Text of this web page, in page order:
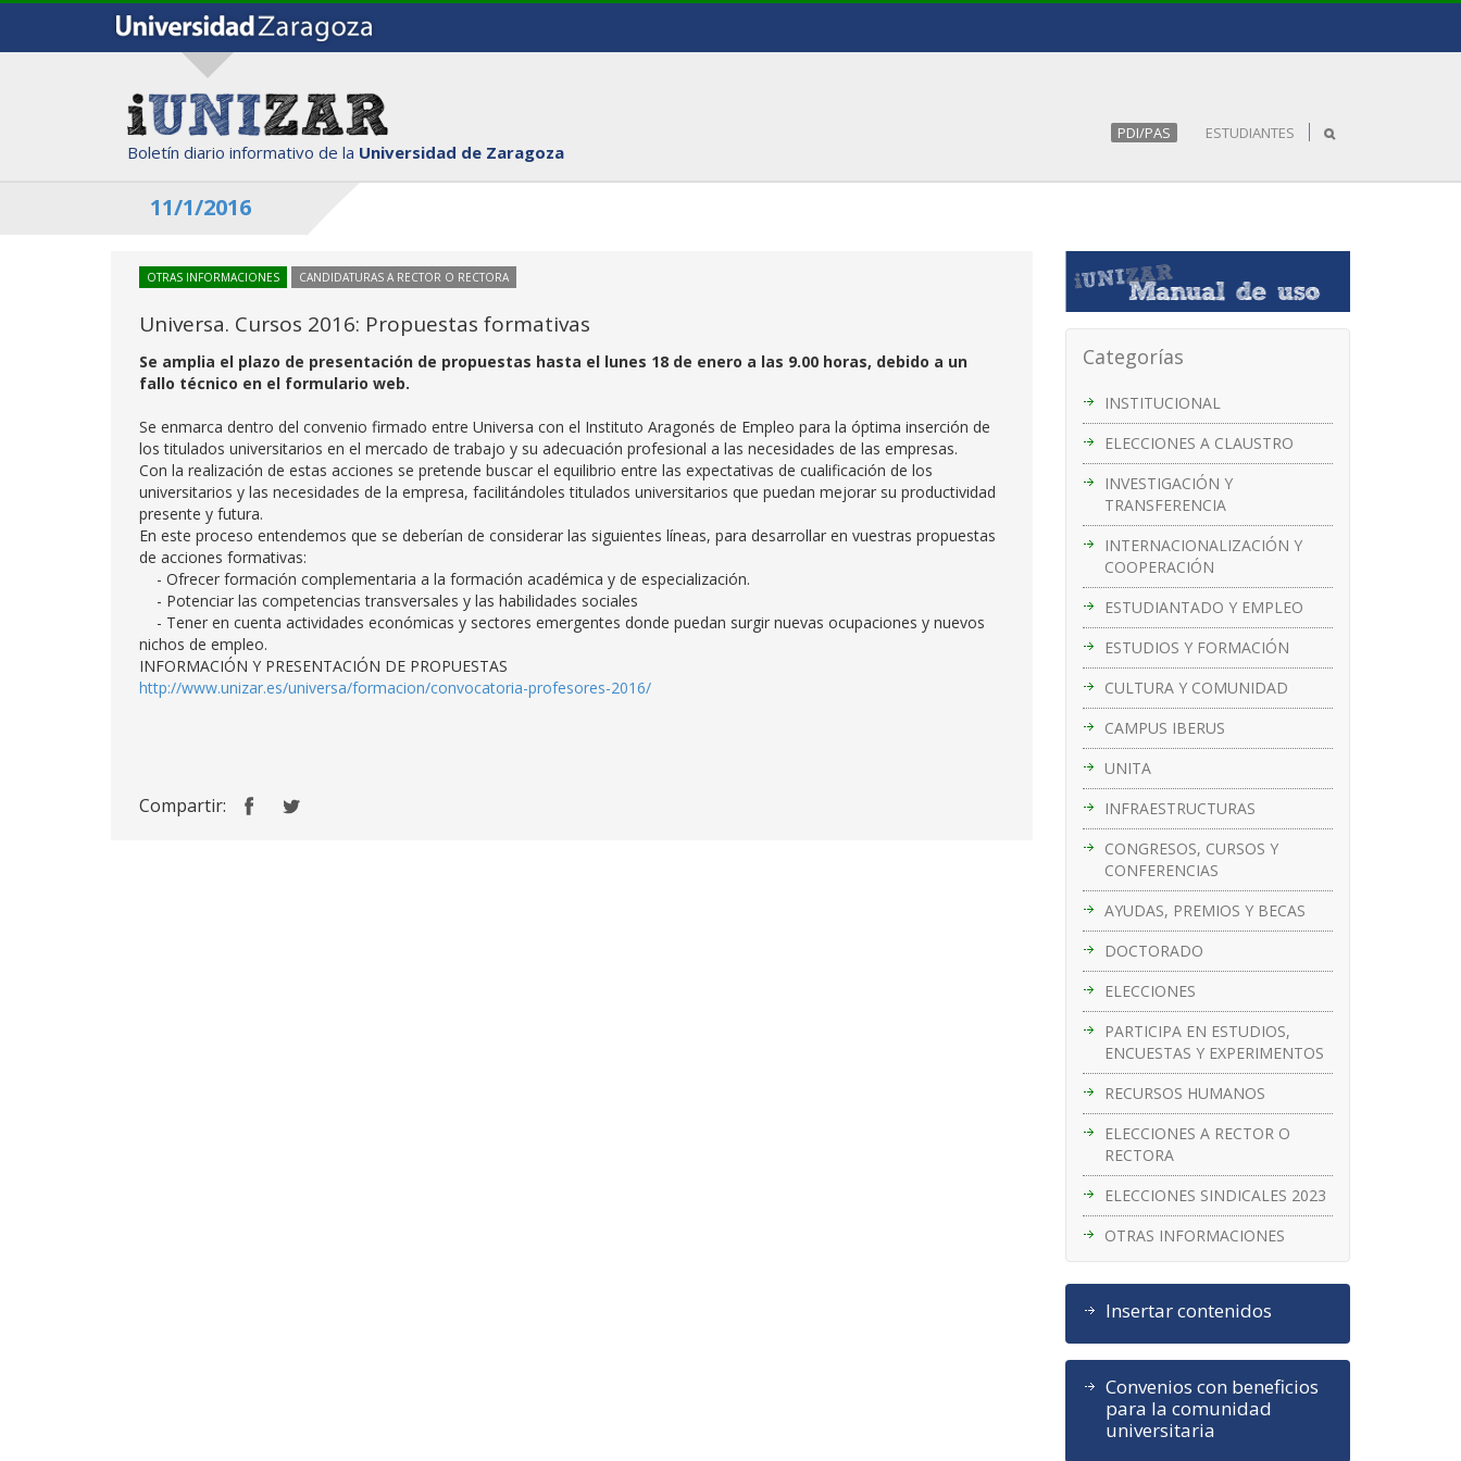
Boletín diario informativo de la Universidad de Zaragoza
PDI/PAS ESTUDIANTES
11/1/2016
Categorías
INSTITUCIONAL
ELECCIONES A CLAUSTRO
INVESTIGACIÓN Y
TRANSFERENCIA
INTERNACIONALIZACIÓN Y
COOPERACIÓN
ESTUDIANTADO Y EMPLEO
ESTUDIOS Y FORMACIÓN
CULTURA Y COMUNIDAD
CAMPUS IBERUS
UNITA
INFRAESTRUCTURAS
CONGRESOS, CURSOS Y
CONFERENCIAS
AYUDAS, PREMIOS Y BECAS
DOCTORADO
ELECCIONES
PARTICIPA EN ESTUDIOS,
ENCUESTAS Y EXPERIMENTOS
RECURSOS HUMANOS
ELECCIONES A RECTOR O
RECTORA
ELECCIONES SINDICALES 2023
OTRAS INFORMACIONES
Insertar contenidos
Convenios con beneficios
para la comunidad
universitaria
OTRAS INFORMACIONES CANDIDATURAS A RECTOR O RECTORA
Universa. Cursos 2016: Propuestas formativas
Se amplia el plazo de presentación de propuestas hasta el lunes 18 de enero a las 9.00 horas, debido a un
fallo técnico en el formulario web.
Se enmarca dentro del convenio firmado entre Universa con el Instituto Aragonés de Empleo para la óptima inserción de
los titulados universitarios en el mercado de trabajo y su adecuación profesional a las necesidades de las empresas.
Con la realización de estas acciones se pretende buscar el equilibrio entre las expectativas de cualificación de los
universitarios y las necesidades de la empresa, facilitándoles titulados universitarios que puedan mejorar su productividad
presente y futura.
En este proceso entendemos que se deberían de considerar las siguientes líneas, para desarrollar en vuestras propuestas
de acciones formativas:
- Ofrecer formación complementaria a la formación académica y de especialización.
- Potenciar las competencias transversales y las habilidades sociales
- Tener en cuenta actividades económicas y sectores emergentes donde puedan surgir nuevas ocupaciones y nuevos
nichos de empleo.
INFORMACIÓN Y PRESENTACIÓN DE PROPUESTAS
http://www.unizar.es/universa/formacion/convocatoria-profesores-2016/
Compartir: